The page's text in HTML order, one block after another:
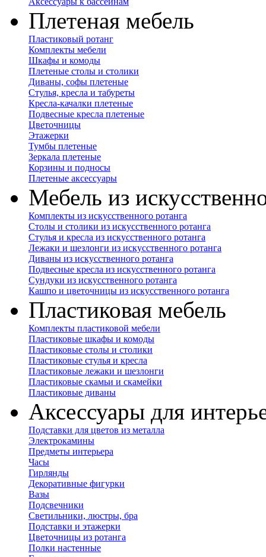
Плетеная мебель
Пластиковый ротанг
Комплекты мебели
Шкафы и комоды
Плетеные столы и столики
Диваны, софы плетеные
Стулья, кресла и табуреты
Кресла-качалки плетеные
Подвесные кресла плетеные
Цветочницы
Этажерки
Тумбы плетеные
Зеркала плетеные
Корзины и подносы
Плетеные аксессуары
Мебель из
Комплекты из искусственного ротанга
Столы и столики из искусственного ротанга
Стулья и кресла из искусственного ротанга
Лежаки и шезлонги из искусственного ротанга
Диваны из искусственного ротанга
Подвесные кресла из искусственного ротанга
Сундуки из искусственного ротанга
Кашпо и цветочницы из искусственного ротанга
Пластиковая мебель
Комплекты пластиковой мебели
Пластиковые шкафы и комоды
Пластиковые столы и столики
Пластиковые стулья и кресла
Пластиковые лежаки и шезлонги
Пластиковые скамьи и скамейки
Пластиковые диваны
Аксессуары для
Подставки для цветов из металла
Электрокамины
Предметы интерьера
Часы
Гирлянды
Декоративные фигурки
Вазы
Подсвечники
Светильники, люстры, бра
Подставки и этажерки
Цветочницы из ротанга
Полки настенные